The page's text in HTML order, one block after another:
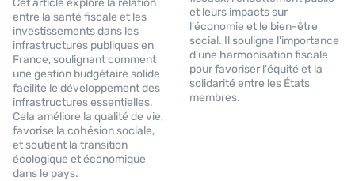
Cet article explore la relation
entre la santé fiscale et les
investissements dans les
infrastructures publiques en
France, soulignant comment
une gestion budgétaire solide
facilite le développement des
infrastructures essentielles.
Cela améliore la qualité de vie,
favorise la cohésion sociale,
et soutient la transition
écologique et économique
dans le pays.
et leurs impacts sur
l'économie et le bien-être
social. Il souligne l'importance
d'une harmonisation fiscale
pour favoriser l'équité et la
solidarité entre les États
membres.